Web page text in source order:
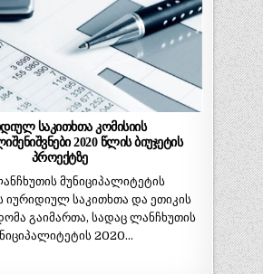
საკითხთა კომისიის
2020 წლის ბიუჯეტის
პროექტზე
მუნიციპალიტეტის
იურიდიულ საკითხთა და ეთიკის
გაიმართა, სადაც ლანჩხუთის
2020…